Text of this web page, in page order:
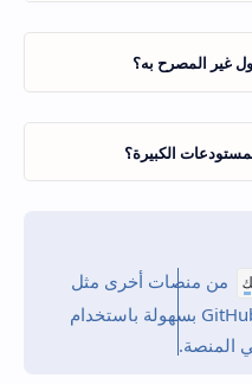
غير المصرح به؟
الكبيرة؟
من منصات أخرى مثل
إلى GitHub بسهولة باستخدام
المنصة.